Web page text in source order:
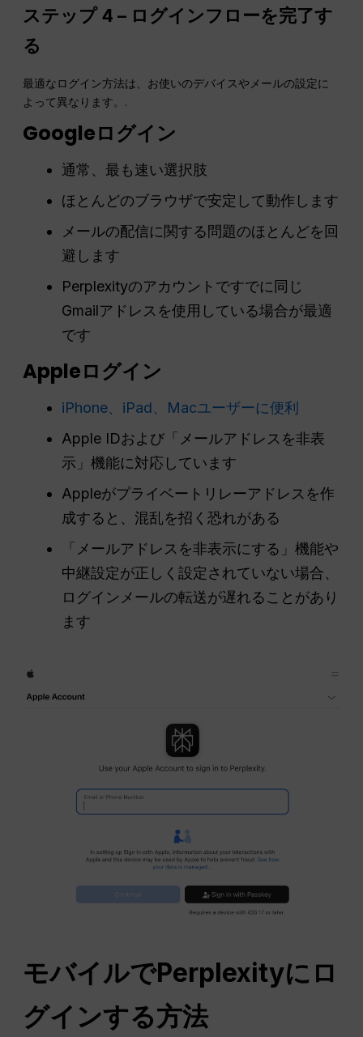
ステップ 4 – ログインフローを完了す
る
最適なログイン方法は、お使いのデバイスやメールの設定に
よって異なります。.
Googleログイン
通常、最も速い選択肢
ほとんどのブラウザで安定して動作します
メールの配信に関する問題のほとんどを回
避します
Perplexityのアカウントですでに同じ
Gmailアドレスを使用している場合が最適
です
Appleログイン
iPhone、iPad、Macユーザーに便利
Apple IDおよび「メールアドレスを非表
示」機能に対応しています
Appleがプライベートリレーアドレスを作
成すると、混乱を招く恐れがある
「メールアドレスを非表示にする」機能や
中継設定が正しく設定されていない場合、
ログインメールの転送が遅れることがあり
ます
モバイルでPerplexityにロ
グインする方法